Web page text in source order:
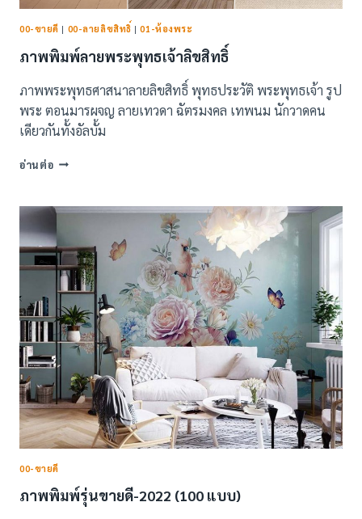
00-ขายดี | 00-ลายลิขสิทธิ์ |01-ห้องพระ
ภาพพิมพ์ลายพระพุทธเจ้าลิขสิทธิ์
ภาพพระพุทธศาสนาลายลิขสิทธิ์ พุทธประวัติ พระพุทธเจ้า รูป
พระ ตอนมารผจญ ลายเทวดา ฉัตรมงคล เทพนม นักวาดคน
เดียวกันทั้งอัลบั้ม
อ่านต่อภาพ
พระพุทธเจ้า
00-ขายดี
ภาพพิมพ์รุ่นขายดี-2022 (100 แบบ)